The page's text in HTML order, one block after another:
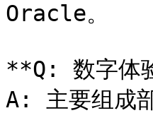
Oracle。
**Q: 数字体
A: 主要组成